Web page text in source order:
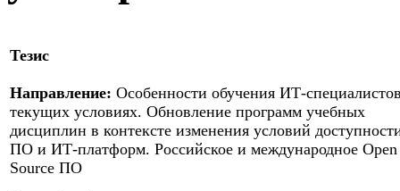
Тезис
Направление: Особенности обучения ИТ-
текущих условиях. Обновление программ учебных
дисциплин в контексте изменения условий
ПО и ИТ-платформ. Российское и международное Open
Source ПО